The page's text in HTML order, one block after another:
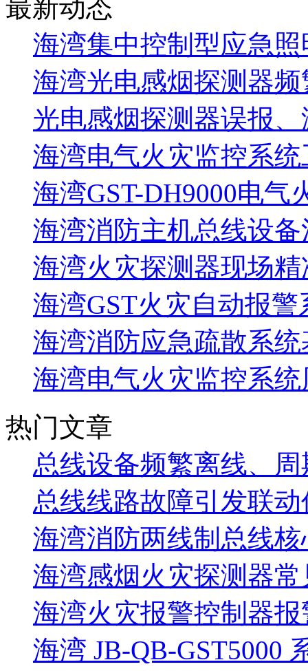
最新动态
海湾集中控制型应急照
海湾光电感烟探测器
光电感烟探测器误报
海湾电气火灾监控系统
海湾GST-DH9000电气
海湾消防主机总线设备
海湾火灾探测器现场
海湾GST火灾自动报警
海湾消防应急疏散系统
海湾电气火灾监控系
热门文章
总线设备频繁离线、
总线线路故障引发联
海湾消防两线制总线
海湾感烟火灾探测器
海湾火灾报警控制器报
海湾 JB-QB-GST5000